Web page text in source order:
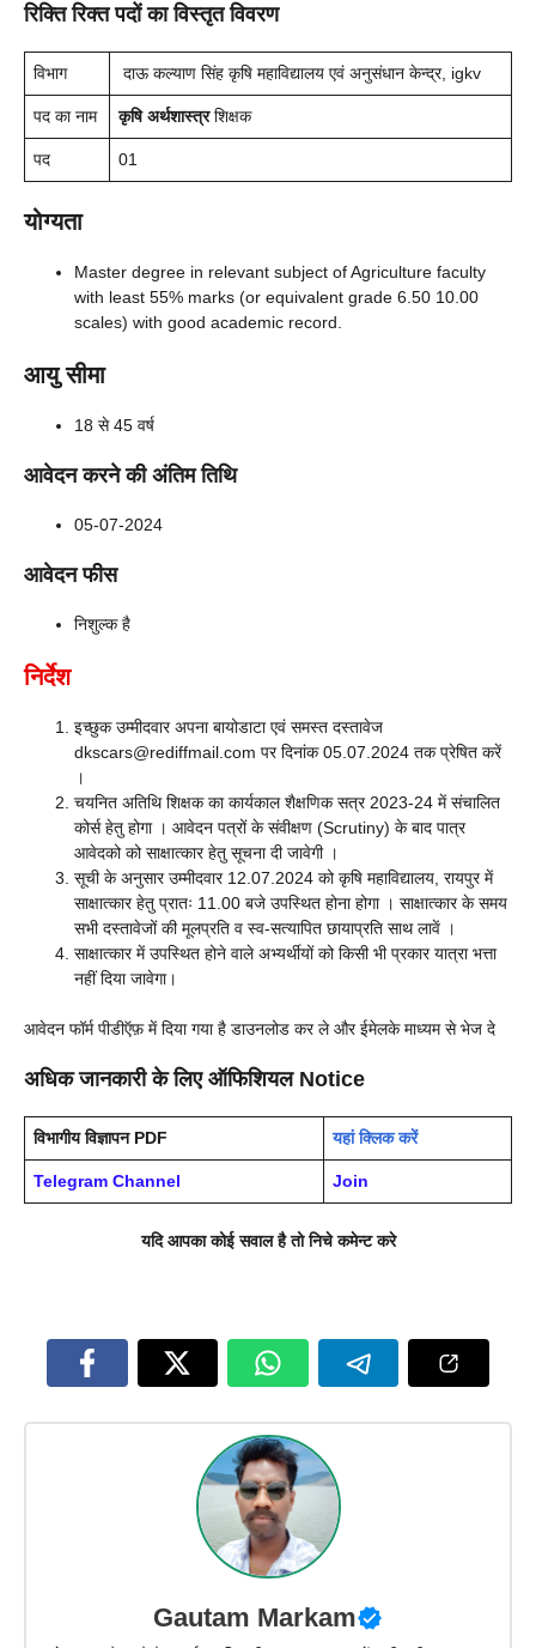
रिक्ति रिक्त पदों का विस्तृत विवरण
विभाग दाऊ कल्याण सिंह कृषि महाविद्यालय एवं अनुसंधान केन्द्र, igkv
पद का नाम कृषि अर्थशास्त्रशिक्षक
पद 01
योग्यता
Master degree in relevant subject of Agriculture faculty
with least 55% marks (or equivalent grade 6.50 10.00
scales) with good academic record.
आयु सीमा
18 से 45 वर्ष
आवेदन करने की अंतिम तिथि
05-07-2024
आवेदन फीस
निशुल्क है
निर्देश
इच्छुक उम्मीदवार अपना बायोडाटा एवं समस्त दस्तावेज
dkscars@rediffmail.com पर दिनांक 05.07.2024 तक प्रेषित करें
।
चयनित अतिथि शिक्षक का कार्यकाल शैक्षणिक सत्र 2023-24 में संचालित
कोर्स हेतु होगा । आवेदन पत्रों के संवीक्षण (Scrutiny) के बाद पात्र
आवेदको को साक्षात्कार हेतु सूचना दी जावेगी ।
सूची के अनुसार उम्मीदवार 12.07.2024 को कृषि महाविद्यालय, रायपुर में
साक्षात्कार हेतु प्रातः 11.00 बजे उपस्थित होना होगा । साक्षात्कार के समय
सभी दस्तावेजों की मूलप्रति व स्व-सत्यापित छायाप्रति साथ लावें ।
साक्षात्कार में उपस्थित होने वाले अभ्यर्थीयों को किसी भी प्रकार यात्रा भत्ता
नहीं दिया जावेगा।
आवेदन फॉर्म पीडीऍफ़ में दिया गया है डाउनलोड कर ले और ईमेलके माध्यम से भेज दे
अधिक जानकारी के लिए ऑफिशियल Notice
विभागीय विज्ञापन PDF यहां क्लिक करें
Telegram Channel Join
यदि आपका कोई सवाल है तो निचे कमेन्ट करे
Gautam Markam